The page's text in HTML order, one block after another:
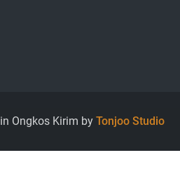
Ongkos Kirim by Tonjoo Studio